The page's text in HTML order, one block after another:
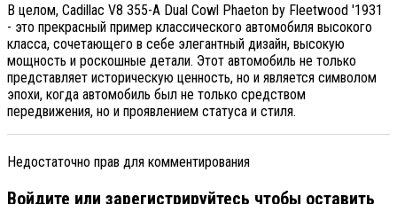
В целом, Cadillac V8 355-A Dual Cowl Phaeton by Fleetwood '1931
- это прекрасный пример классического автомобиля высокого
класса, сочетающего в себе элегантный дизайн, высокую
мощность и роскошные детали. Этот автомобиль не только
представляет историческую ценность, но и является символом
эпохи, когда автомобиль был не только средством
передвижения, но и проявлением статуса и стиля.
Недостаточно прав для комментирования
Войдите или зарегистрируйтесь чтобы оставить